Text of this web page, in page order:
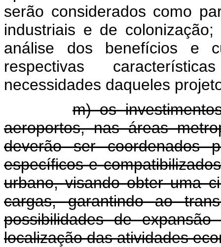
serão considerados como
industriais e de
análise dos benefícios e
respectivas
necessidades daqueles
m) os
aeroportos, nas áreas
deverão ser coordenados
específicos e
urbano, visando obter uma
cargas, garantindo ao
possibilidades de
localização das atividades